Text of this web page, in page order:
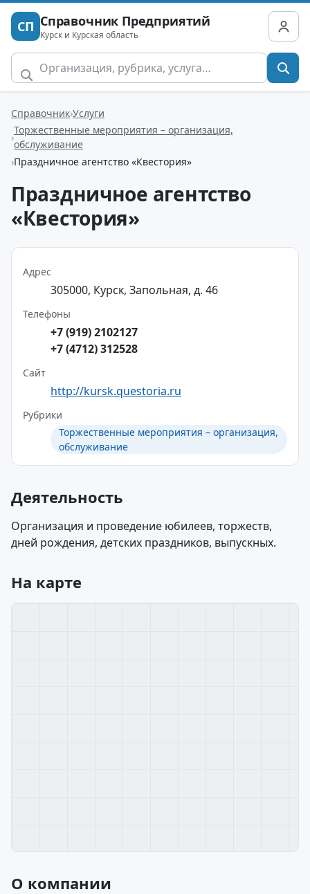
СП Справочник Предприятий
Курск и Курская область
Справочник Услуги
Торжественные мероприятия – организация,
обслуживание
Праздничное агентство «Квестория»
Праздничное агентство
«Квестория»
Адрес
305000, Курск, Запольная, д. 46
Телефоны
+7 (919) 2102127
+7 (4712) 312528
Сайт
http://kursk.questoria.ru
Рубрики
Торжественные мероприятия – организация,
обслуживание
Деятельность
Организация и проведение юбилеев, торжеств,
дней рождения, детских праздников, выпускных.
На карте
О компании